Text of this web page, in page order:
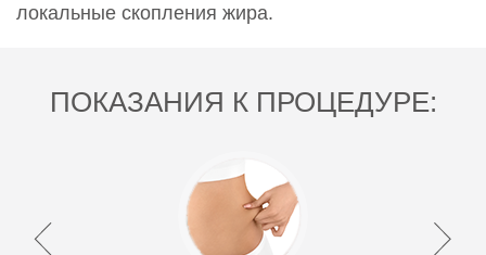
локальные скопления жира.
ПОКАЗАНИЯ К ПРОЦЕДУРЕ: